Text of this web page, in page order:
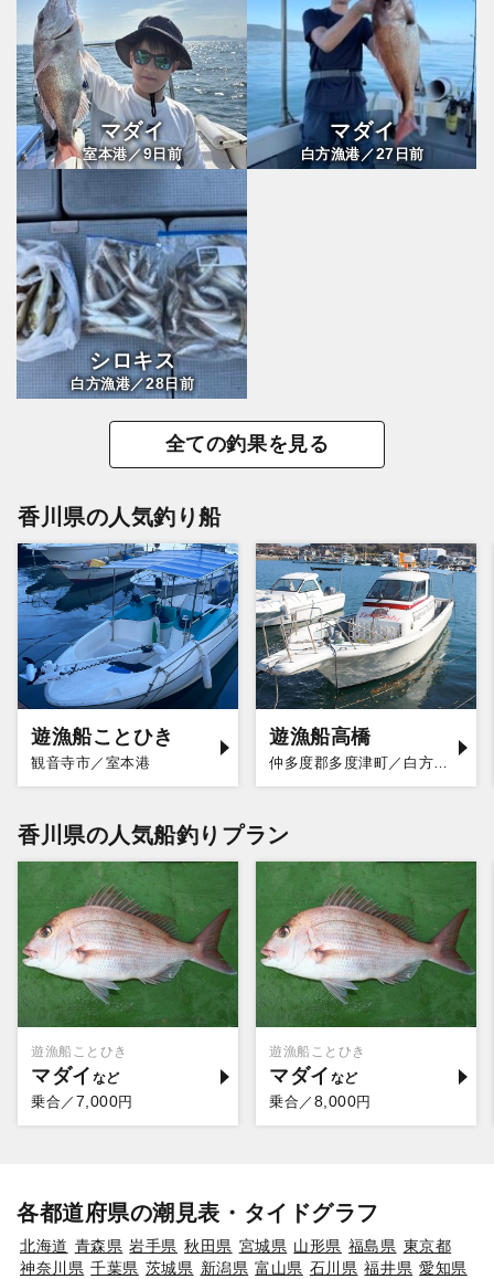
マダイ
室本港／9日前
マダイ
白方漁港／27日前
シロキス
白方漁港／28日前
全ての釣果を見る
香川県の人気釣り船
遊漁船ことひき
観音寺市／室本港
遊漁船高橋
仲多度郡多度津町／白方漁港
香川県の人気船釣りプラン
遊漁船ことひき
マダイ
乗合／ 7,000円
遊漁船ことひき
マダイ
乗合／ 8,000円
各都道府県の潮見表・タイドグラフ
北海道 青森県 岩手県 秋田県 宮城県 山形県 福島県 東京都
神奈川県 千葉県 茨城県 新潟県 富山県 石川県 福井県 愛知県